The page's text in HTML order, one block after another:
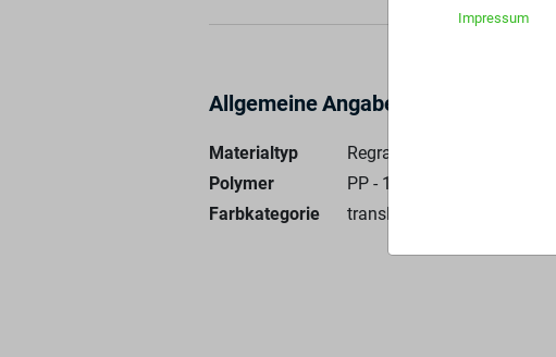
Allgemeine Angaben
Materialtyp
Regranulat
Polymer
PP - 100%
Farbkategorie
transluzent
Impressum